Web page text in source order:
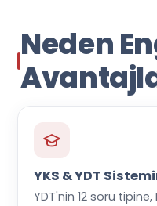
Neden
YKS & YDT
YDT'nin 12 soru